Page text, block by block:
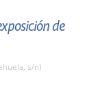
de
s/n)